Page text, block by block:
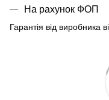
На рахунок ФОП
Гарантія від виробника